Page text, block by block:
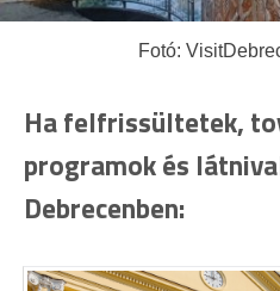
Fotó:
Ha felfrissültetek,
programok és
Debrecenben: